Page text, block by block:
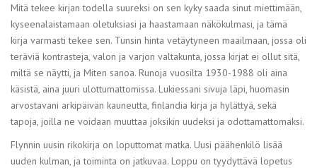
Mitä tekee kirjan todella suureksi on sen kyky saada sinut miettimään,
kyseenalaistamaan oletuksiasi ja haastamaan näkökulmasi, ja tämä
kirja varmasti tekee sen. Tunsin hinta vetäytyneen maailmaan, jossa oli
teräviä kontrasteja, valon ja varjon valtakunta, jossa kirjat ei ollut sitä,
miltä se näytti, ja Miten sanoa. Runoja vuosilta 1930-1988 oli aina
käsistä, aina juuri ulottumattomissa. Lukiessani sivuja läpi, huomasin
arvostavani arkipäivän kauneutta, finlandia kirja​ ja hylättyä, sekä
tapoja, joilla ne voidaan muuttaa joksikin uudeksi ja odottamattomaksi.
Flynnin uusin rikokirja on loputtomat matka. Uusi päähenkilö lisää
uuden kulman, ja toiminta on jatkuvaa. Loppu on tyydyttävä lopetus